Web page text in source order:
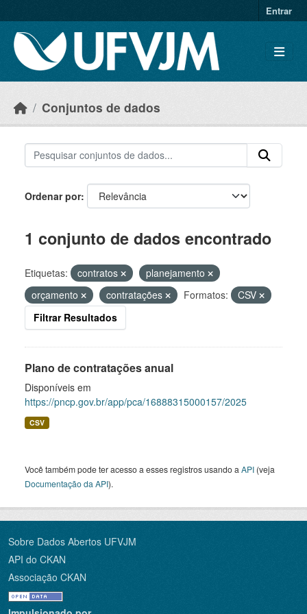
Entrar
Conjuntos de dados
Ordenar por
1 conjunto de dados encontrado
Etiquetas: contratos
planejamento
orçamento
contratações Formatos:
CSV
Filtrar Resultados
Plano de contratações anual
Disponíveis em
https://pncp.gov.br/app/pca/16888315000157/2025
CSV
Você também pode ter acesso a esses registros usando a API (veja
Documentação da API).
Sobre Dados Abertos UFVJM
API do CKAN
Associação CKAN